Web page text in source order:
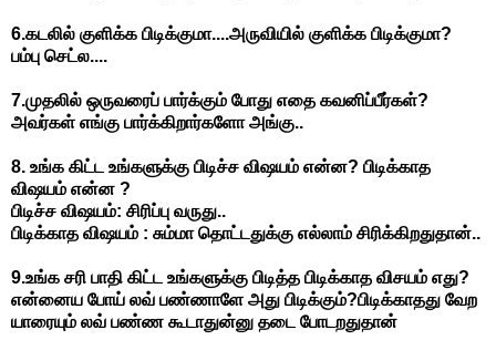
6.கடலில் குளிக்க பிடிக்குமா....அருவியில் குளிக்க பிடிக்குமா?
பம்பு செட்ல....
7.முதலில் ஒருவரைப் பார்க்கும் போது எதை கவனிப்பீர்கள்?
அவர்கள் எங்கு பார்க்கிறார்களோ அங்கு..
8. உங்க கிட்ட உங்களுக்கு பிடிச்ச விஷயம் என்ன? பிடிக்காத
விஷயம் என்ன ?
பிடிச்ச விஷயம்: சிரிப்பு வருது..
பிடிக்காத விஷயம் : சும்மா தொட்டதுக்கு எல்லாம் சிரிக்கிறதுதான்..
9.உங்க சரி பாதி கிட்ட உங்களுக்கு பிடித்த பிடிக்காத விசயம் எது?
என்னைய போய் லவ் பண்ணாளே அது பிடிக்கும்?பிடிக்காதது வேற
யாரையும் லவ் பண்ண கூடாதுன்னு தடை போடறதுதான்